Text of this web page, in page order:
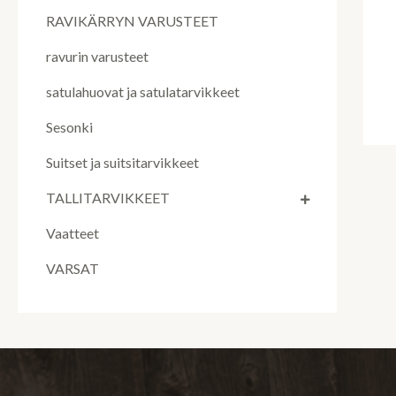
RAVIKÄRRYN VARUSTEET
ravurin varusteet
satulahuovat ja satulatarvikkeet
Sesonki
Suitset ja suitsitarvikkeet
TALLITARVIKKEET
Vaatteet
VARSAT